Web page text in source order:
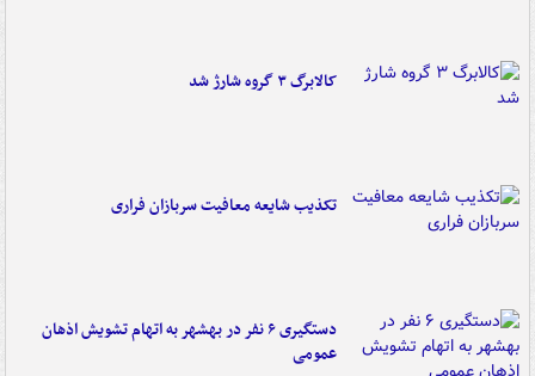
کالابرگ ۳ گروه شارژ شد
تکذیب شایعه معافیت سربازان فراری
دستگیری ۶ نفر در بهشهر به اتهام تشویش اذهان
عمومی